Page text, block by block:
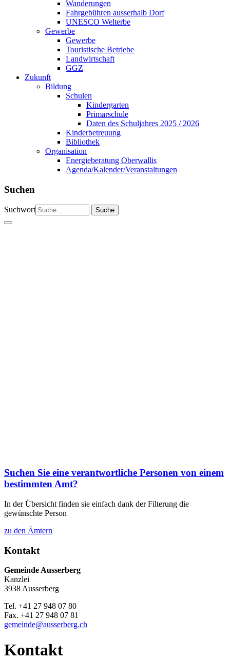
Wanderungen
Fahrgebühren ausserhalb Dorf
UNESCO Welterbe
Gewerbe
Gewerbe
Touristische Betriebe
Landwirtschaft
GGZ
Zukunft
Bildung
Schulen
Kindergarten
Primarschule
Daten des Schuljahres 2025 / 2026
Kinderbetreuung
Bibliothek
Organisation
Energieberatung Oberwallis
Agenda/Kalender/Veranstaltungen
Suchen
Suchwort
Suchen Sie eine verantwortliche Personen von einem
bestimmten Amt?
In der Übersicht finden sie einfach dank der Filterung die
gewünschte Person
zu den Ämtern
Kontakt
Gemeinde Ausserberg
Kanzlei
3938 Ausserberg
Tel. +41 27 948 07 80
Fax. +41 27 948 07 81
gemeinde@ausserberg.ch
Kontakt